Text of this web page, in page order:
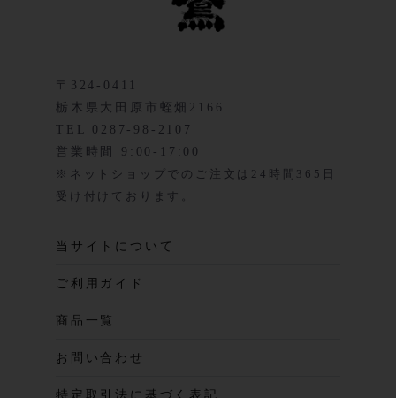
〒324-0411
栃木県大田原市蛭畑2166
TEL 0287-98-2107
営業時間 9:00-17:00
※ネットショップでのご注文は24時間365日
受け付けております。
当サイトについて
ご利用ガイド
商品一覧
お問い合わせ
特定取引法に基づく表記